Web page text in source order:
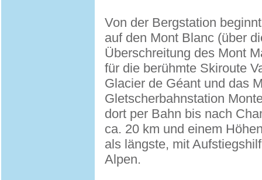
Von der Bergstation
auf den Mont Blanc (über
Überschreitung des Mont
für die berühmte Skiroute
Glacier de Géant und das
Gletscherbahnstation
dort per Bahn bis nach
ca. 20 km und einem
als längste, mit
Alpen.